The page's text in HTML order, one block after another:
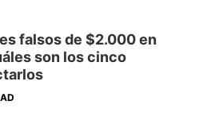
falsos de $2.000 en
son los cinco